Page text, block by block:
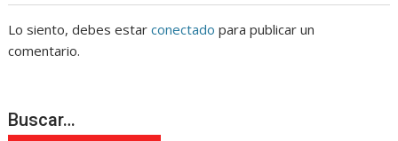
Lo siento, debes estarconectado para publicar un
comentario.
Buscar…